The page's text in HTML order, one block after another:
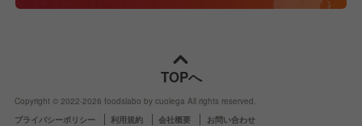
TOPへ
Copyright © 2022-2026 foodslabo by cuolega All rights reserved.
プライバシーポリシー
利用規約 会社概要 お問い合わせ